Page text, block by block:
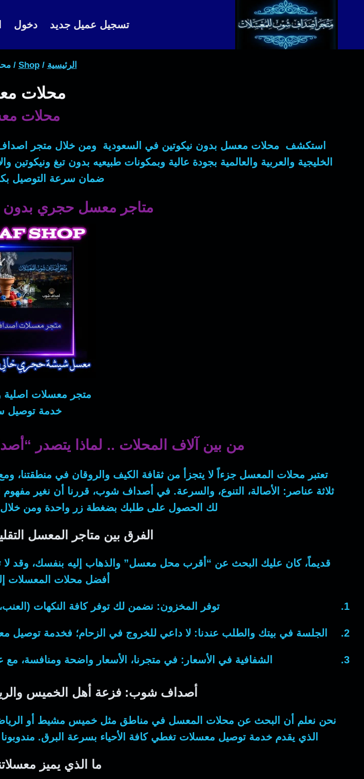
تسجيل عميل جديد دخول
الرئيسية /
Shop
/
محلات
محلات
استكشف محلات معسل بدون نيكوتين في السعودية ومن خلال متجر
الخليجية والعربية والعالمية بجودة عالية وبمكونات طبيعيه بدون تبغ
ضمان سرعة التوصيل
متاجر معسل حجري بدون
متجر معسلات
خدمة توصيل
من بين آلاف المحلات .. لماذا يتصدر
تعتبر محلات المعسل جزءاً لا يتجزأ من ثقافة الكيف والروقان في منطقتنا،
ثلاثة عناصر:
الأصالة، التنوع، والسرعة. في أصداف شوب، قررنا أن نغير
لك الحصول على طلبك بضغطة زر واحدة ومن
الفرق بين متاجر المعسل
قديماً، كان عليك البحث عن “أقرب محل معسل” والذهاب إليه بنفسك، وقد لا
أفضل محلات المعسلات
توفر المخزون: نضمن لك توفر كافة النكهات
الجلسة في بيتك والطلب عندنا: لا داعي للخروج في الزحام؛ فخدمةتوصيل
الشفافية في الأسعار: في متجرنا، الأسعار واضحة ومنافسة،
أصداف شوب: فزعة أهل الخميس
نحن نعلم أن البحث عن محلات المعسل في مناطق مثل خميس مشيط أو الرياض
الذي يقدم خدمة توصيل معسلات تغطي كافة الأحياء بسرعة البرق.
ما الذي يميز